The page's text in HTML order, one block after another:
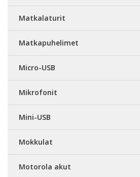
Matkalaturit
Matkapuhelimet
Micro-USB
Mikrofonit
Mini-USB
Mokkulat
Motorola akut